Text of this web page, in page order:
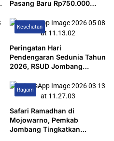
Pasang Baru Rp750.000
2026
Kesehatan
Peringatan Hari
Pendengaran Sedunia Tahun
2026, RSUD Jombang
Suara Lakukan Seminar
Ragam
Safari Ramadhan di
Mojowarno, Pemkab
Jombang Tingkatkan